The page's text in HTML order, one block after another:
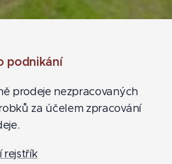
podnikání
prodeje nezpracovaných
za účelem zpracování
rejstřík